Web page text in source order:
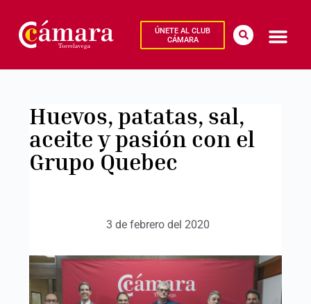
ÚNETE AL CLUB
CÁMARA
Huevos, patatas, sal,
aceite y pasión con el
Grupo Quebec
3 de febrero del 2020